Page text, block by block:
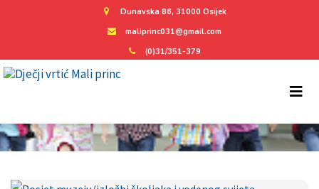
Dunavska 86, 31000 Osijek
maliprinc031@gmail.com
(0)31/351-379